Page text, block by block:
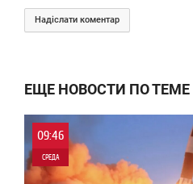
Надіслати коментар
ЕЩЕ НОВОСТИ ПО
09:46
СРЕДА